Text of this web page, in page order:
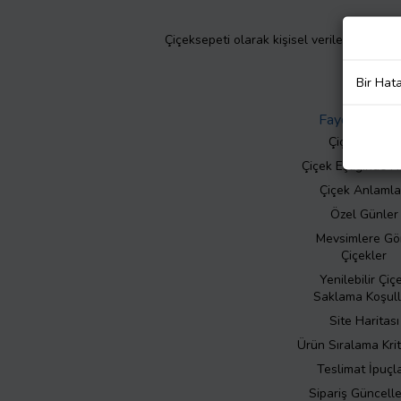
Çiçeksepeti olarak kişisel verilerinizin
Faydalı Bilgiler
Çiçek Bakımı
Çiçek Eşliğinde
Çiçek
Özel Günler
Mevsimlere
Çiçekler
Yenilebilir
Saklama
Site Haritası
Ürün Sıralama
Teslimat
Sipariş
Bir